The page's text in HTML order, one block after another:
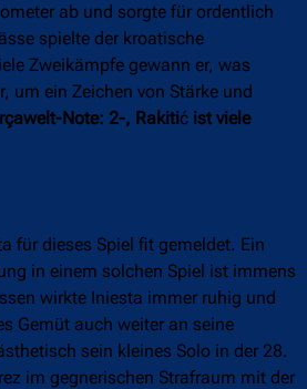
ab und sorgte für ordentlich
spielte der kroatische
Zweikämpfe gewann er, was
um ein Zeichen von Stärke und
Note: 2-, Rakitić ist viele
für dieses Spiel fit gemeldet. Ein
in einem solchen Spiel ist immens
wirkte Iniesta immer ruhig und
Gemüt auch weiter an seine
sein kleines Solo in der 28.
im gegnerischen Strafraum mit der